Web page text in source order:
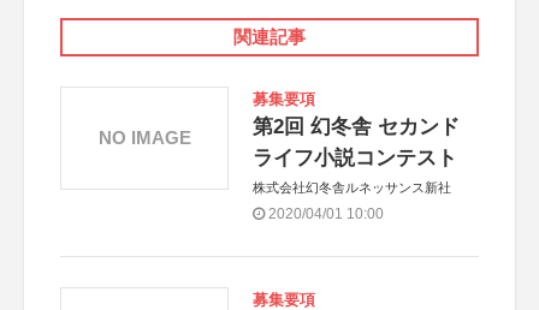
関連記事
募集要項
第2回 幻冬舎 セカンド
ライフ小説コンテスト
株式会社幻冬舎ルネッサンス新社
2020/04/01 10:00
NO IMAGE
募集要項